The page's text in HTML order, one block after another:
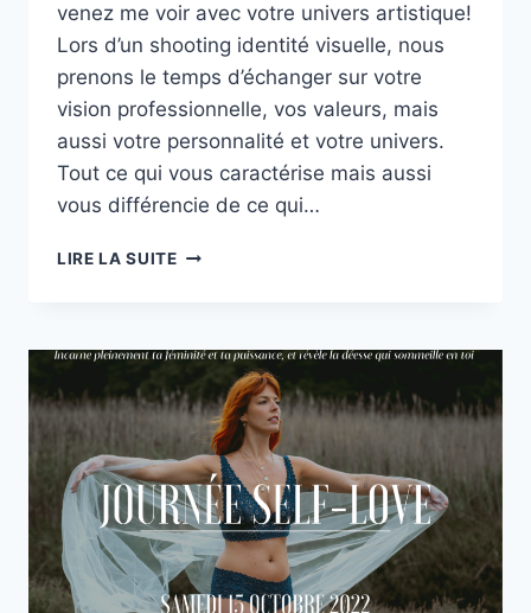
venez me voir avec votre univers artistique!
Lors d’un shooting identité visuelle, nous
prenons le temps d’échanger sur votre
vision professionnelle, vos valeurs, mais
aussi votre personnalité et votre univers.
Tout ce qui vous caractérise mais aussi
vous différencie de ce qui…
LIRE LA SUITESHOOTING
JADE
STUDIO